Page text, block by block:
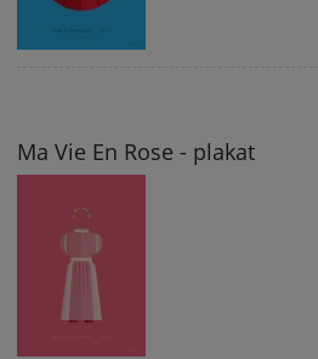
Ma Vie En Rose - plakat